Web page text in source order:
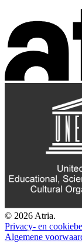
© 2026 Atria.
Privacy- en
Algemene